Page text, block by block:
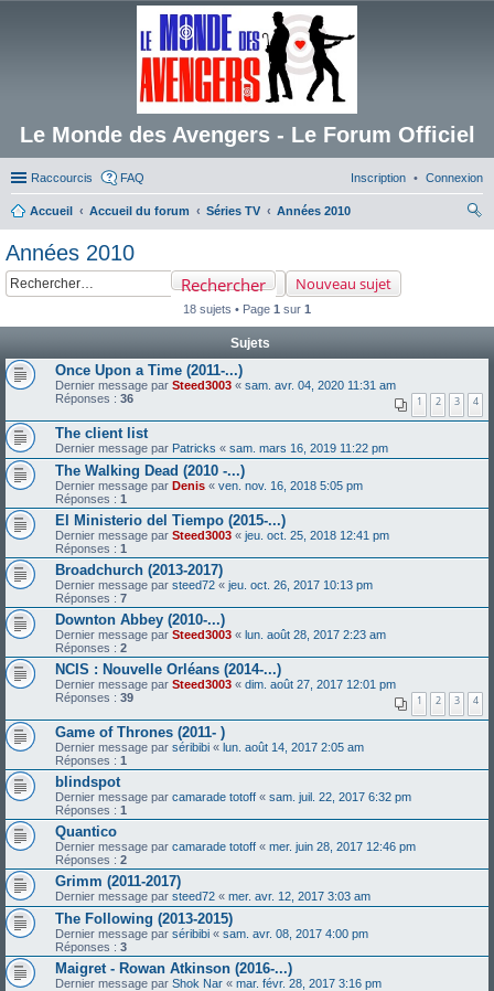
Le Monde des Avengers - Le Forum Officiel
Raccourcis FAQ Connexion
Inscription
Accueil Accueil du forum Séries TV
Années 2010
Années 2010
Nouveau sujet
Rechercher
18 sujets • Page 1 sur 1
Sujets
Once Upon a Time (2011-...)
Dernier message par Steed3003 « sam. avr. 04, 2020 11:31 am
Réponses : 36 1 2 3 4
The client list
Dernier message par Patricks « sam. mars 16, 2019 11:22 pm
The Walking Dead (2010 -...)
Dernier message par Denis « ven. nov. 16, 2018 5:05 pm
Réponses : 1
El Ministerio del Tiempo (2015-...)
Dernier message par Steed3003 « jeu. oct. 25, 2018 12:41 pm
Réponses : 1
Broadchurch (2013-2017)
Dernier message par steed72 « jeu. oct. 26, 2017 10:13 pm
Réponses : 7
Downton Abbey (2010-...)
Dernier message par Steed3003 « lun. août 28, 2017 2:23 am
Réponses : 2
NCIS : Nouvelle Orléans (2014-...)
Dernier message par Steed3003 « dim. août 27, 2017 12:01 pm
Réponses : 39 1 2 3 4
Game of Thrones (2011- )
Dernier message par séribibi « lun. août 14, 2017 2:05 am
Réponses : 1
blindspot
Dernier message par camarade totoff « sam. juil. 22, 2017 6:32 pm
Réponses : 1
Quantico
Dernier message par camarade totoff « mer. juin 28, 2017 12:46 pm
Réponses : 2
Grimm (2011-2017)
Dernier message par steed72 « mer. avr. 12, 2017 3:03 am
The Following (2013-2015)
Dernier message par séribibi « sam. avr. 08, 2017 4:00 pm
Réponses : 3
Maigret - Rowan Atkinson (2016-...)
Dernier message par Shok Nar « mar. févr. 28, 2017 3:16 pm